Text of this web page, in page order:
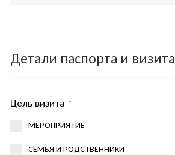
Детали паспорта и визита
Цель визита *
МЕРОПРИЯТИЕ
СЕМЬЯ И РОДСТВЕННИКИ